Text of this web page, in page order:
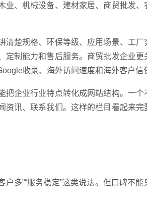
业、机械设备、建材家居、商贸批发
清楚规格、环保等级、应用场景、工
制能力和售后服务。商贸批发企业更
收录、海外访问速度和海外客户信
把企业行业特点转化成网站结构。一
资讯、联系我们。这样的栏目看起来
户多”“服务稳定”这类说法。但口碑不